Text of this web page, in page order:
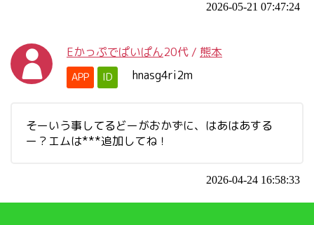
2026-05-21 07:47:24
Eかっぷでぱいぱん20代 / 熊本
APP ID hnasg4ri2m
そーいう事してるどーがおかずに、はあはあする
ー？エムは***追加してね！
2026-04-24 16:58:33